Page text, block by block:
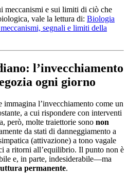
meccanismi e sui limiti di ciò che
vale la lettura di: Biologia
segnali e limiti della
l’invecchiamento
ogni giorno
immagina l’invecchiamento come un
a cui rispondere con interventi
però, molte traiettorie sono non
da stati di danneggiamento a
(attivazione) a tono vagale
a ritorni all’equilibrio. Il punto non è
e, in parte, indesiderabile—ma
permanente.